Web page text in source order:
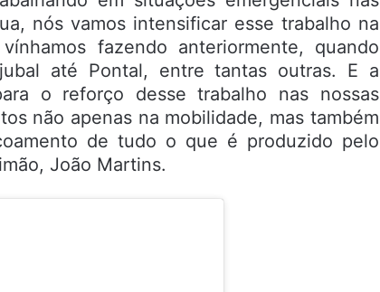
nós vamos intensificar esse trabalho na
fazendo anteriormente, quando
até Pontal, entre tantas outras. E a
o reforço desse trabalho nas nossas
não apenas na mobilidade, mas também
de tudo o que é produzido pelo
João Martins.